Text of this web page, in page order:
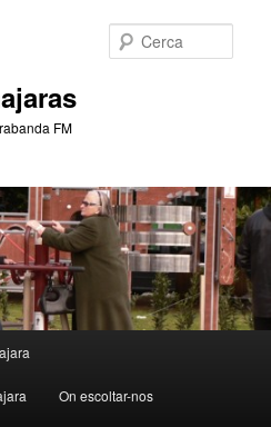
FM
On escoltar-nos